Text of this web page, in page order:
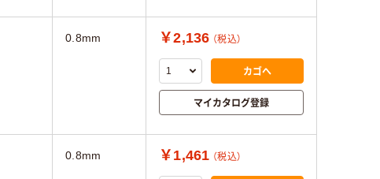
0.8mm ￥2,136 （税込）
カゴへ
マイカタログ登録
0.8mm ￥1,461 （税込）